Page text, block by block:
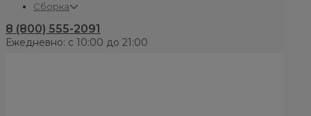
Сборка
8 (800) 555-2091
Ежедневно: с 10:00 до 21:00